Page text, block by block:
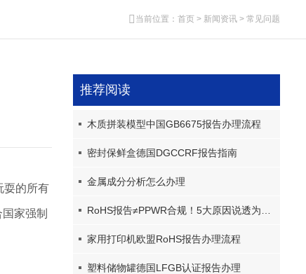
当前位置： 首页 > 新闻资讯 > 常见问题
耍的所有
家强制
推荐阅读
木质拼装模型中国GB6675报告办理流程
密封保鲜盒德国DGCCRF报告指南
金属成分分析怎么办理
家用打印机欧盟RoHS报告办理流程
塑料储物罐德国LFGB认证报告办理